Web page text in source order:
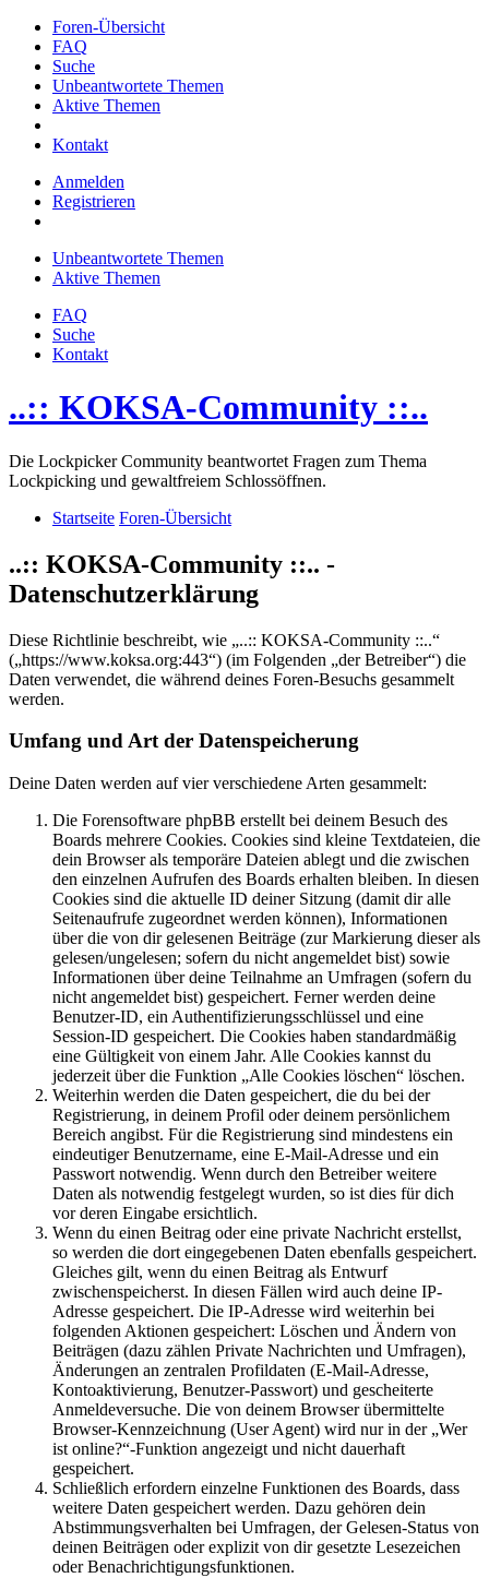
Foren-Übersicht
FAQ
Suche
Unbeantwortete Themen
Aktive Themen
Kontakt
Anmelden
Registrieren
Unbeantwortete Themen
Aktive Themen
FAQ
Suche
Kontakt
..:: KOKSA-Community ::..
Die Lockpicker Community beantwortet Fragen zum Thema
Lockpicking und gewaltfreiem Schlossöffnen.
Startseite Foren-Übersicht
..:: KOKSA-Community ::.. -
Datenschutzerklärung
Diese Richtlinie beschreibt, wie „..:: KOKSA-Community ::..“
(„https://www.koksa.org:443“) (im Folgenden „der Betreiber“) die
Daten verwendet, die während deines Foren-Besuchs gesammelt
werden.
Umfang und Art der Datenspeicherung
Deine Daten werden auf vier verschiedene Arten gesammelt:
Die Forensoftware phpBB erstellt bei deinem Besuch des
Boards mehrere Cookies. Cookies sind kleine Textdateien, die
dein Browser als temporäre Dateien ablegt und die zwischen
den einzelnen Aufrufen des Boards erhalten bleiben. In diesen
Cookies sind die aktuelle ID deiner Sitzung (damit dir alle
Seitenaufrufe zugeordnet werden können), Informationen
über die von dir gelesenen Beiträge (zur Markierung dieser als
gelesen/ungelesen; sofern du nicht angemeldet bist) sowie
Informationen über deine Teilnahme an Umfragen (sofern du
nicht angemeldet bist) gespeichert. Ferner werden deine
Benutzer-ID, ein Authentifizierungsschlüssel und eine
Session-ID gespeichert. Die Cookies haben standardmäßig
eine Gültigkeit von einem Jahr. Alle Cookies kannst du
jederzeit über die Funktion „Alle Cookies löschen“ löschen.
Weiterhin werden die Daten gespeichert, die du bei der
Registrierung, in deinem Profil oder deinem persönlichem
Bereich angibst. Für die Registrierung sind mindestens ein
eindeutiger Benutzername, eine E-Mail-Adresse und ein
Passwort notwendig. Wenn durch den Betreiber weitere
Daten als notwendig festgelegt wurden, so ist dies für dich
vor deren Eingabe ersichtlich.
Wenn du einen Beitrag oder eine private Nachricht erstellst,
so werden die dort eingegebenen Daten ebenfalls gespeichert.
Gleiches gilt, wenn du einen Beitrag als Entwurf
zwischenspeicherst. In diesen Fällen wird auch deine IP-
Adresse gespeichert. Die IP-Adresse wird weiterhin bei
folgenden Aktionen gespeichert: Löschen und Ändern von
Beiträgen (dazu zählen Private Nachrichten und Umfragen),
Änderungen an zentralen Profildaten (E-Mail-Adresse,
Kontoaktivierung, Benutzer-Passwort) und gescheiterte
Anmeldeversuche. Die von deinem Browser übermittelte
Browser-Kennzeichnung (User Agent) wird nur in der „Wer
ist online?“-Funktion angezeigt und nicht dauerhaft
gespeichert.
Schließlich erfordern einzelne Funktionen des Boards, dass
weitere Daten gespeichert werden. Dazu gehören dein
Abstimmungsverhalten bei Umfragen, der Gelesen-Status von
deinen Beiträgen oder explizit von dir gesetzte Lesezeichen
oder Benachrichtigungsfunktionen.